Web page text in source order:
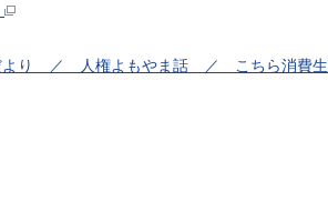
り ／ 人権よもやま話 ／ こちら消費生